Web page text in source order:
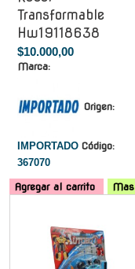
Transformable
Hw19118638
$10.000,00
Marca:
Origen:
IMPORTADO Código:
367070
Agregar al carrito Mas